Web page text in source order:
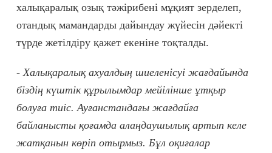
халықаралық озық тәжірибені мұқият зерделеп,
отандық мамандарды дайындау жүйесін дәйекті
түрде жетілдіру қажет екеніне тоқталды.
- Халықаралық ахуалдың шиеленісуі жағдайында
біздің күштік құрылымдар мейілінше ұтқыр
болуға тиіс. Ауғанстандағы жағдайға
байланысты қоғамда алаңдаушылық артып келе
жатқанын көріп отырмыз. Бұл оқиғалар